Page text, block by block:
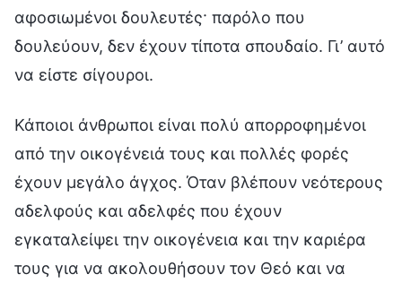
αφοσιωμένοι δουλευτές· παρόλο που
δουλεύουν, δεν έχουν τίποτα σπουδαίο. Γι’ αυτό
να είστε σίγουροι.
Κάποιοι άνθρωποι είναι πολύ απορροφημένοι
από την οικογένειά τους και πολλές φορές
έχουν μεγάλο άγχος. Όταν βλέπουν νεότερους
αδελφούς και αδελφές που έχουν
εγκαταλείψει την οικογένεια και την καριέρα
τους για να ακολουθήσουν τον Θεό και να